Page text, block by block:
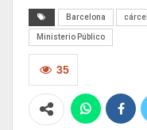
Barcelona cárcel
Ministerio Público
35